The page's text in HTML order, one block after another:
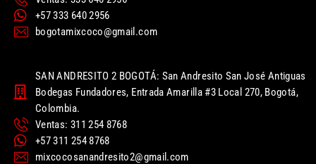
+57 333 640 2956
bogotamixcoco@gmail.com
SAN ANDRESITO 2 BOGOTÁ: San Andresito San José Antiguas
Bodegas Fundadores, Entrada Amarilla #3 Local 270, Bogotá,
Colombia.
Ventas: 311 254 8768
+57 311 254 8768
mixcocosanandresito2@gmail.com